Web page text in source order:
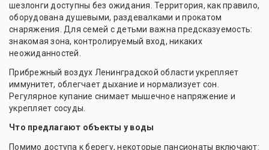
шезлонги доступны без ожидания. Территория, как правило,
оборудована душевыми, раздевалками и прокатом
снаряжения. Для семей с детьми важна предсказуемость:
знакомая зона, контролируемый вход, никаких
неожиданностей.
Прибрежный воздух Ленинградской области укрепляет
иммунитет, облегчает дыхание и нормализует сон.
Регулярное купание снимает мышечное напряжение и
укрепляет сосуды.
Что предлагают объекты у воды
Помимо доступа к берегу, некоторые пансионаты включают: